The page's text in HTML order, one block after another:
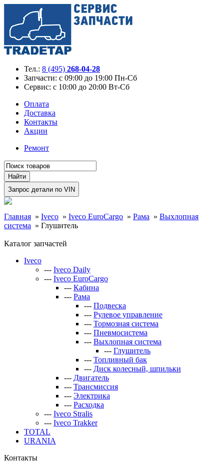
Тел.: 8 (495) 268-04-28
Запчасти: с 09:00 до 19:00 Пн-Сб
Сервис: с 10:00 до 20:00 Вт-Сб
Оплата
Доставка
Контакты
Акции
Ремонт
Главная » Iveco » Iveco EuroCargo » Рама » Выхлопная
система » Глушитель
Каталог запчастей
Iveco
--- Iveco Daily
--- Iveco EuroCargo
--- Кабина
--- Рама
--- Подвеска
--- Рулевое управление
--- Тормозная система
--- Пневмосистема
--- Выхлопная система
--- Глушитель
--- Топливный бак
--- Диск колесный, шпильки
--- Двигатель
--- Трансмиссия
--- Электрика
--- Расходка
--- Iveco Stralis
--- Iveco Trakker
TOTAL
URANIA
Контакты